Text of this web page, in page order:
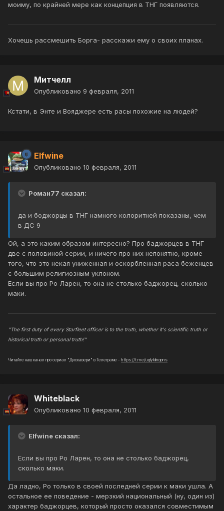
моиму, по крайней мере как концепция в ТНГ появляются.
Хочешь рассмешить Борга- расскажи ему о своих планах.
Митчелл
Опубликовано 9 февраля, 2011
Кстати, в Энте и Вояджере есть расы похожие на людей?
Elfwine
Опубликовано 10 февраля, 2011
Роман77 сказал:
да и боджорцы в ТНГ намного колоритней показаны, чем
в ДС 9
Ой, а это каким образом интересно? Про баджорцев в ТНГ
две с половиной серии, и ничего про них непонятно, кроме
того, что это некая униженная и оскорбленная раса беженцев
с большим религиозным уклоном.
Если вы про Ро Ларен, то она не столько баджорец, сколько
маки.
"The first duty of every Starfleet officer is to the truth, whether it's scientific truth or
historical truth or personal truth!"
Читайте наш канал про сериал "Дискавери" в Телеграме - https://t.me/uglyklingons
Whiteblack
Опубликовано 10 февраля, 2011
Elfwine сказал:
Если вы про Ро Ларен, то она не столько баджорец,
сколько маки.
Да ладно, Ро только в своей последней серии к маки ушла. А
остальное ее поведение - мерзкий национальный (ну, один из)
характер баджорцев, который просто оказался совместимым